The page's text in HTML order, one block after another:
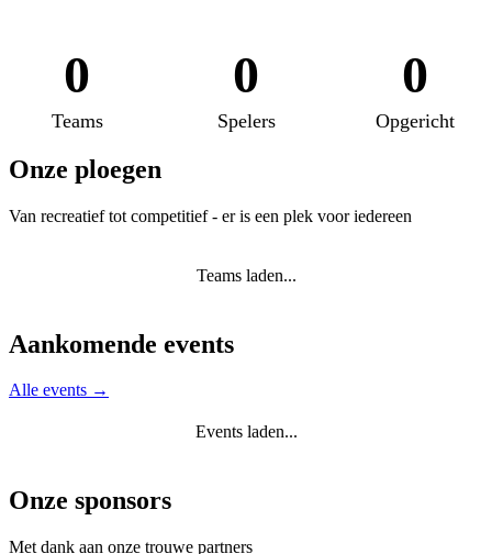
0
Teams
0
Spelers
0
Opgericht
Onze ploegen
Van recreatief tot competitief - er is een plek voor iedereen
Teams laden...
Aankomende events
Alle events →
Events laden...
Onze sponsors
Met dank aan onze trouwe partners